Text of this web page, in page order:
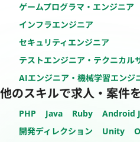
ゲームプログラマ・エンジニア
インフラエンジニア
セキュリティエンジニア
テストエンジニア・テクニカル
AIエンジニア・機械学習エンジ
他のスキルで求人・案件
PHP Java Ruby Android
開発ディレクション
Unity